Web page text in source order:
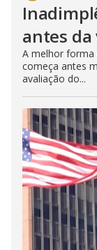
antes da
A melhor forma
começa antes
avaliação do...